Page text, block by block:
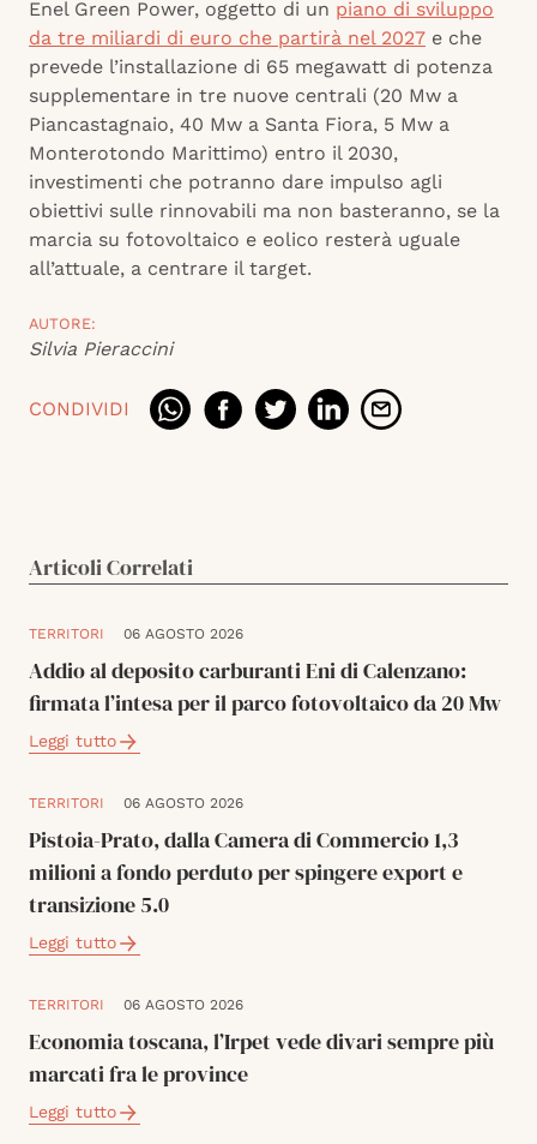
Enel Green Power, oggetto di un piano di sviluppo
da tre miliardi di euro che partirà nel 2027 e che
prevede l’installazione di 65 megawatt di potenza
supplementare in tre nuove centrali (20 Mw a
Piancastagnaio, 40 Mw a Santa Fiora, 5 Mw a
Monterotondo Marittimo) entro il 2030,
investimenti che potranno dare impulso agli
obiettivi sulle rinnovabili ma non basteranno, se la
marcia su fotovoltaico e eolico resterà uguale
all’attuale, a centrare il target.
AUTORE:
Silvia Pieraccini
CONDIVIDI
Articoli Correlati
TERRITORI 06 AGOSTO 2026
Addio al deposito carburanti Eni di Calenzano:
firmata l’intesa per il parco fotovoltaico da 20 Mw
Leggi tutto
TERRITORI 06 AGOSTO 2026
Pistoia-Prato, dalla Camera di Commercio 1,3
milioni a fondo perduto per spingere export e
transizione 5.0
Leggi tutto
TERRITORI 06 AGOSTO 2026
Economia toscana, l’Irpet vede divari sempre più
marcati fra le province
Leggi tutto